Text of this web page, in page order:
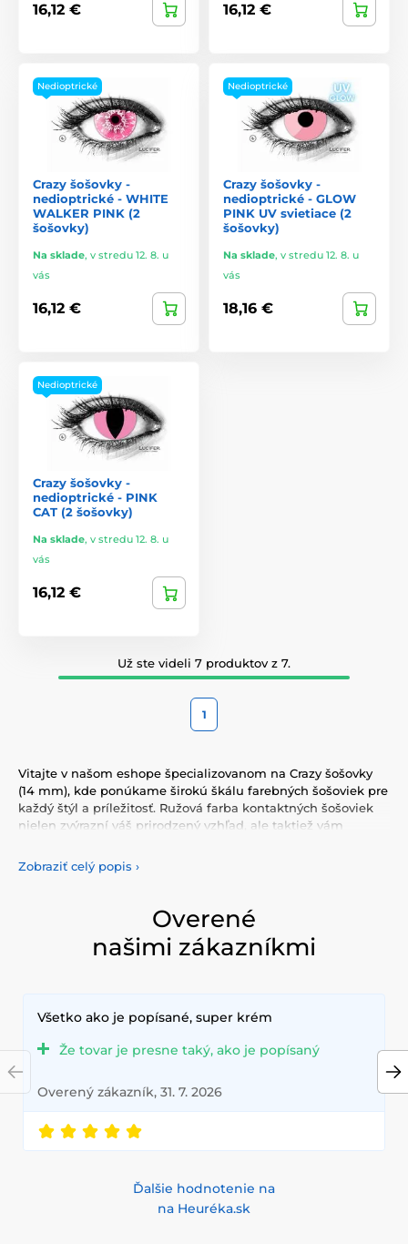
16,12 € 16,12 €
Nedioptrické
Crazy šošovky -
nedioptrické - WHITE
WALKER PINK (2
šošovky)
Na sklade, v stredu 12. 8. u
vás
16,12 €
Nedioptrické
Crazy šošovky -
nedioptrické - GLOW
PINK UV svietiace (2
šošovky)
Na sklade, v stredu 12. 8. u
vás
18,16 €
Nedioptrické
Crazy šošovky -
nedioptrické - PINK
CAT (2 šošovky)
Na sklade, v stredu 12. 8. u
vás
16,12 €
Už ste videli 7 produktov z 7.
1
Vitajte v našom eshope špecializovanom na Crazy šošovky
(14 mm), kde ponúkame širokú škálu farebných šošoviek pre
každý štýl a príležitosť. Ružová farba kontaktných šošoviek
nielen zvýrazní váš prirodzený vzhľad, ale taktiež vám
našej pestrej ponuky farebných šošoviek, ktoré vám
poskytnú komfort a bezpečnosť po celý deň. Pridajte do
ktoré spĺňajú najvyššie štandardy kvality a pohodlia.
Zobraziť celý popis ›
Overené
našimi zákazníkmi
Všetko ako je popísané, super krém
Že tovar je presne taký, ako je popísaný
Overený zákazník, 31. 7. 2026
Ďalšie hodnotenie na
na Heuréka.sk